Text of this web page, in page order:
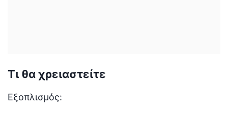
Τι θα χρειαστείτε
Εξοπλισμός: